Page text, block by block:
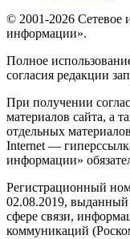
© 2001-2026 Сетевое
информации».
Полное
согласия редакции
При получении
материалов сайта, а
отдельных
Internet —
информации»
Регистрационный
02.08.2019,
сфере связи,
коммуникаций